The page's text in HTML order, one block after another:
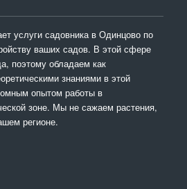
услуги садовника в Одинцово по
ваших садов. В этой сфере
поэтому обладаем как
знаниями в этой
опытом работы в
зоне. Мы не сажаем растения,
регионе.